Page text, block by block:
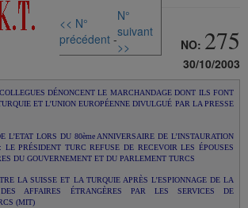
<< N°
précédent -
N°
suivant
>>
NO: 275
30/10/2003
DÉNONCENT LE MARCHANDAGE DONT ILS FONT
ET L’UNION EUROPÉENNE DIVULGUÉ PAR LA PRESSE
L’ETAT LORS DU 80ème ANNIVERSAIRE DE L’INSTAURATION
PRÉSIDENT TURC REFUSE DE RECEVOIR LES ÉPOUSES
DU GOUVERNEMENT ET DU PARLEMENT TURCS
LA SUISSE ET LA TURQUIE APRÈS L’ESPIONNAGE DE LA
AFFAIRES ÉTRANGÈRES PAR LES SERVICES DE
(MIT)